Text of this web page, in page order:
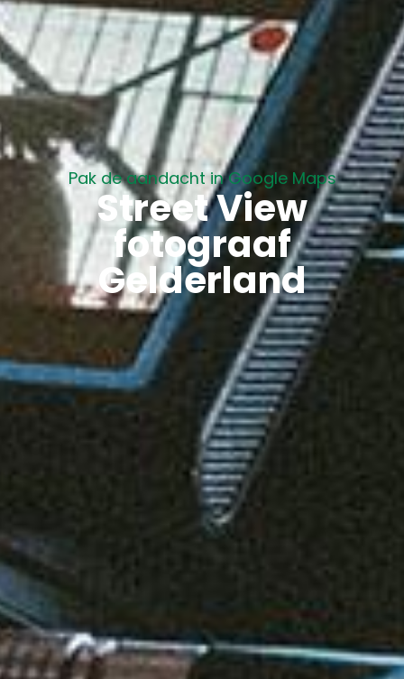
Pak de aandacht in Google Maps
Street View
fotograaf
Gelderland